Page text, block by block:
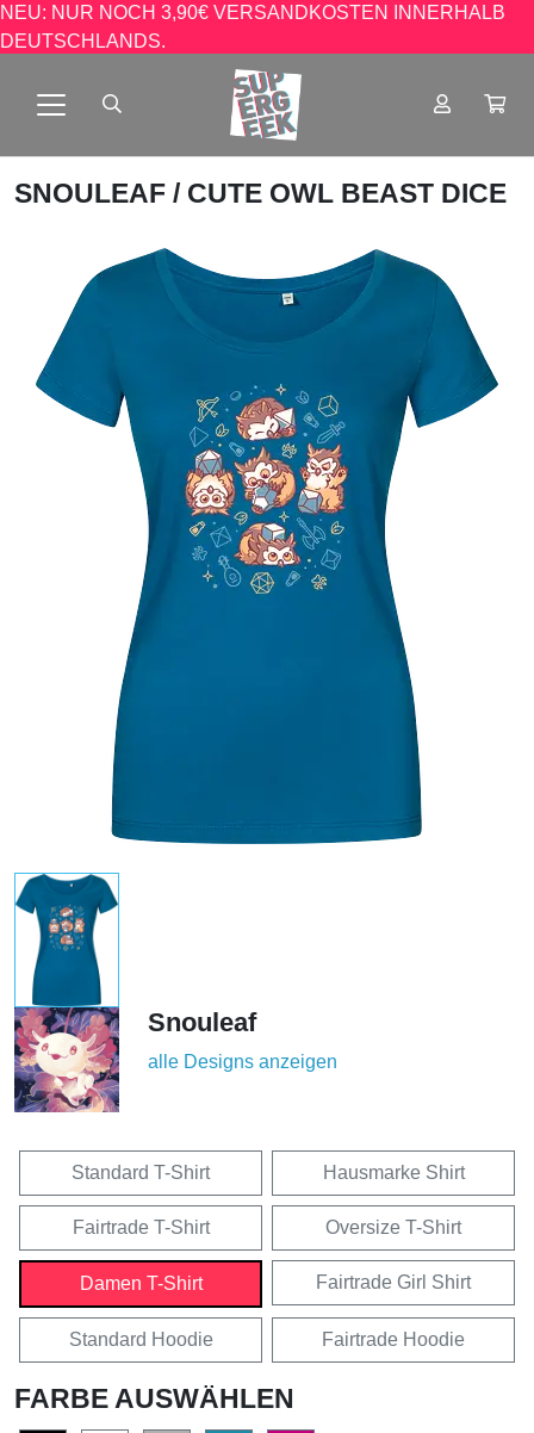
NEU: NUR NOCH 3,90€ VERSANDKOSTEN INNERHALB
DEUTSCHLANDS.
SNOULEAF / CUTE OWL BEAST DICE
Snouleaf
alle Designs anzeigen
Standard T-Shirt Hausmarke Shirt
Fairtrade T-Shirt Oversize T-Shirt
Damen T-Shirt Fairtrade Girl Shirt
Standard Hoodie Fairtrade Hoodie
FARBE AUSWÄHLEN